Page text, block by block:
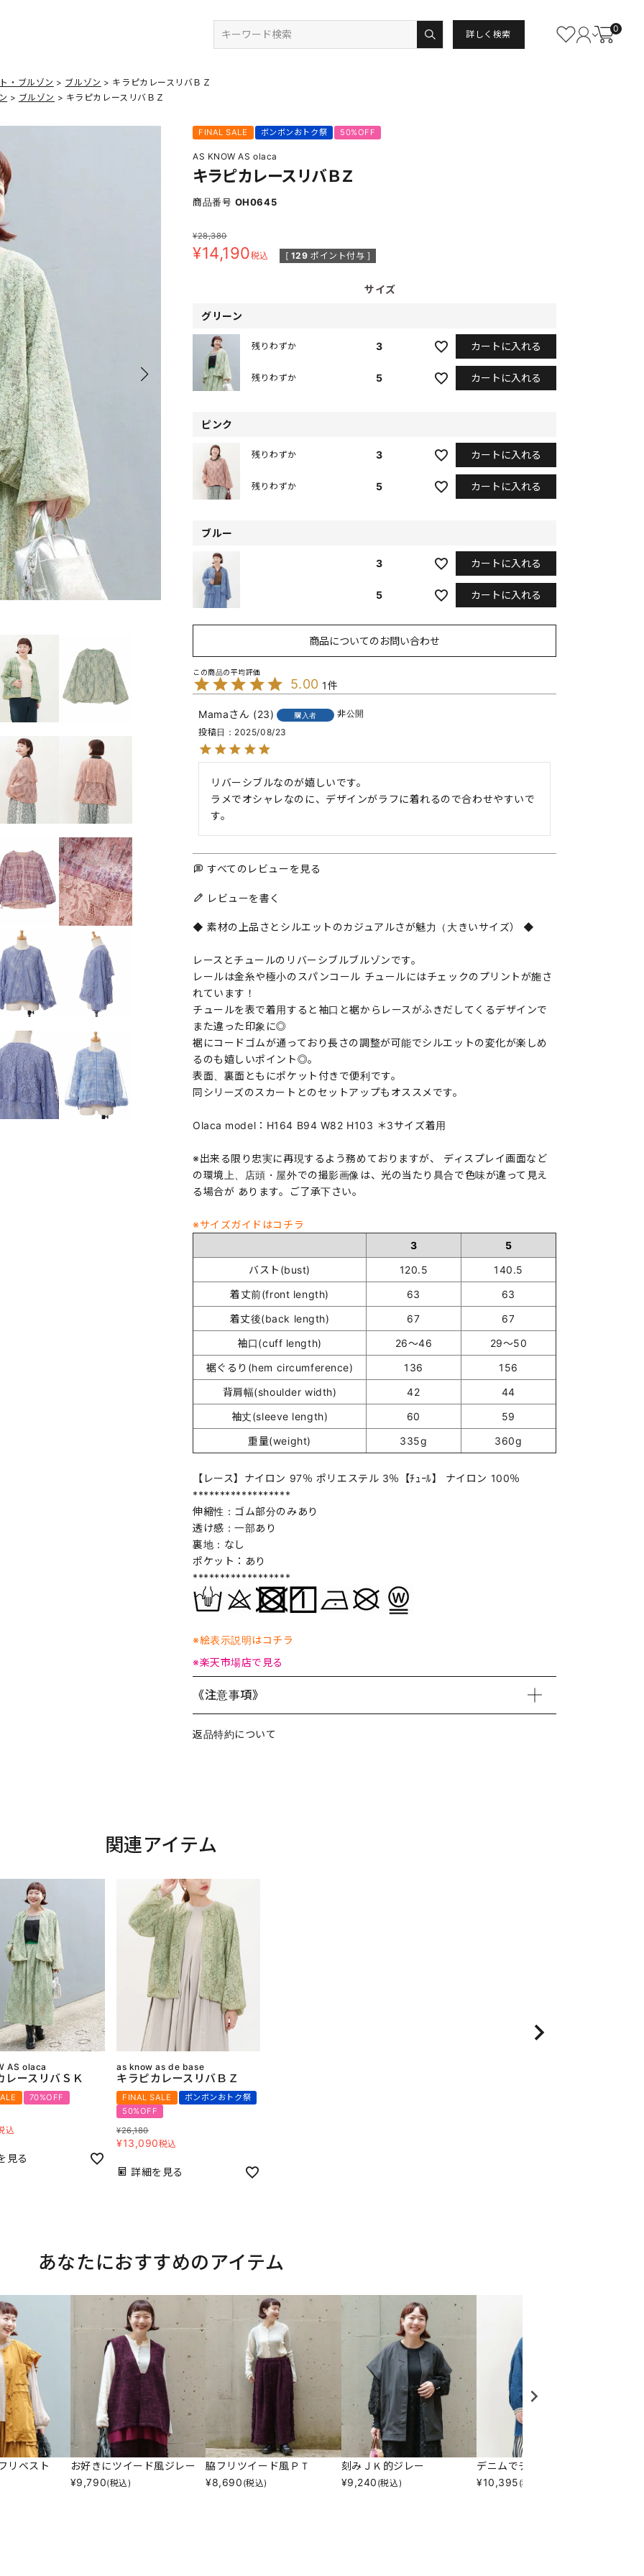
詳しく検索
0
・ブルゾン ブルゾン
キラピカレースリバＢＺ
ブルゾン キラピカレースリバＢＺ
FINAL SALE ボンボンおトク祭 50%OFF
AS KNOW AS olaca
キラピカレースリバＢＺ
商品番号 OH0645
¥28,380
¥14,190税込 [ 129 ポイント付与 ]
サイズ
グリーン
3
残りわずか カートに入れる
5
残りわずか カートに入れる
ピンク
3
残りわずか カートに入れる
5
残りわずか カートに入れる
ブルー
3 カートに入れる
5 カートに入れる
商品についてのお問い合わせ
5.00 1
Mama 23 購入者
非公開
投稿日
2025/08/23
リバーシブルなのが嬉しいです。
ラメでオシャレなのに、デザインがラフに着れるので合わせやすいで
す。
すべてのレビューを見る
レビューを書く
◆ 素材の上品さとシルエットのカジュアルさが魅力（大きいサイズ） ◆
レースとチュールのリバーシブルブルゾンです。
レールは金糸や極小のスパンコール チュールにはチェックのプリントが施さ
れています！
チュールを表で着用すると袖口と裾からレースがふきだしてくるデザインで
また違った印象に◎
裾にコードゴムが通っており長さの調整が可能でシルエットの変化が楽しめ
るのも嬉しいポイント◎。
表面、裏面ともにポケット付きで便利です。
同シリーズのスカートとのセットアップもオススメです。
Olaca model：H164 B94 W82 H103 ＊3サイズ着用
※出来る限り忠実に再現するよう務めておりますが、 ディスプレイ画面など
の環境上、店頭・屋外での撮影画像は、光の当たり具合で色味が違って見え
る場合が あります。ご了承下さい。
※サイズガイドはコチラ
3
5
バスト(bust)
120.5
140.5
着丈前(front length)
63
63
着丈後(back length)
67
67
袖口(cuff length)
26～46
29～50
裾ぐるり(hem circumference)
136
156
背肩幅(shoulder width)
42
44
袖丈(sleeve length)
60
59
重量(weight)
335g 360g
【レース】ナイロン 97％ ポリエステル 3％【ﾁｭｰﾙ】 ナイロン 100％
******************
伸縮性：ゴム部分のみあり
透け感：一部あり
裏地：なし
ポケット：あり
******************
※絵表示説明はコチラ
※楽天市場店で見る
《注意事項》
返品特約について
関連アイテム
AS olaca
レースリバＳＫ
70%OFF
込
見る
as know as de base
キラピカレースリバＢＺ
FINAL SALE
ボンボンおトク祭
50%OFF
¥26,180
¥13,090税込
詳細を見る
あなたにおすすめのアイテム
リベスト
お好きにツイード風ジレー
¥9,790(税込)
脇フリツイード風ＰＴ
¥8,690 (税込)
刻みＪＫ的ジレー
¥9,240 (税込)
デニムでチロリンＴＮ
¥10,395 (税込)